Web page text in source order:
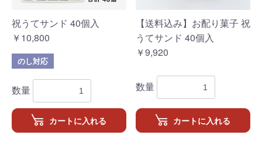
祝うてサンド 40個入
￥10,800
のし対応
数量
カートに入れる
【送料込み】お配り菓子 祝
うてサンド 40個入
￥9,920
数量
カートに入れる